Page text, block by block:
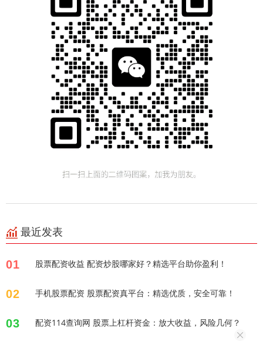
最近发表
01 股票配资收益 配资炒股哪家好？精选平台助你盈利！
02 手机股票配资 股票配资真平台：精选优质，安全可靠！
03 配资114查询网 股票上杠杆资金：放大收益，风险几何？